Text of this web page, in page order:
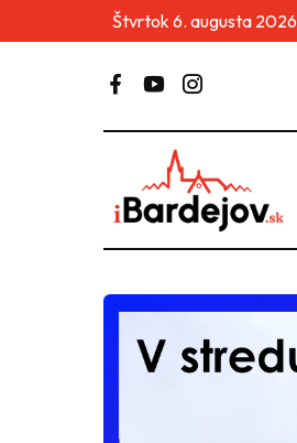
Štvrtok 6. augusta 2026